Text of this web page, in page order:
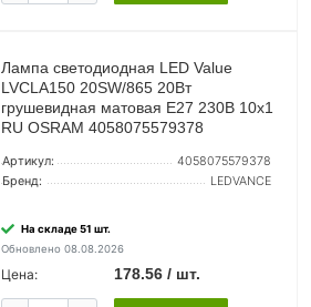
Лампа светодиодная LED Value
LVCLA150 20SW/865 20Вт
грушевидная матовая E27 230В 10х1
RU OSRAM 4058075579378
Артикул:
4058075579378
Бренд:
LEDVANCE
На складе 51 шт.
Обновлено 08.08.2026
Цена: 178.56 / шт.